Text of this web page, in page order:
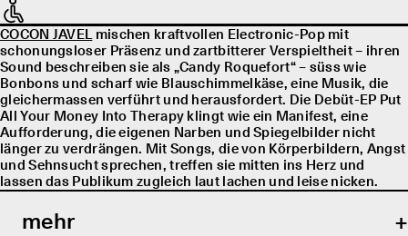
COCON JAVELmischen kraftvollen Electronic-Pop mit
schonungsloser Präsenz und zartbitterer Verspieltheit – ihren
Sound beschreiben sie als „Candy Roquefort“ – süss wie
Bonbons und scharf wie Blauschimmelkäse, eine Musik, die
gleichermassen verführt und herausfordert. Die Debüt-EP Put
All Your Money Into Therapy klingt wie ein Manifest, eine
Aufforderung, die eigenen Narben und Spiegelbilder nicht
länger zu verdrängen. Mit Songs, die von Körperbildern, Angst
und Sehnsucht sprechen, treffen sie mitten ins Herz und
lassen das Publikum zugleich laut lachen und leise nicken.
mehr